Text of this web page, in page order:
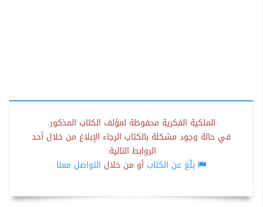
الملكية الفكرية محفوظة لمؤلف الكتاب المذكور.
في حالة وجود مشكلة بالكتاب الرجاء الإبلاغ من خلال أحد
الروابط التالية:
بلّغ عن الكتاب أو من خلال التواصل معنا